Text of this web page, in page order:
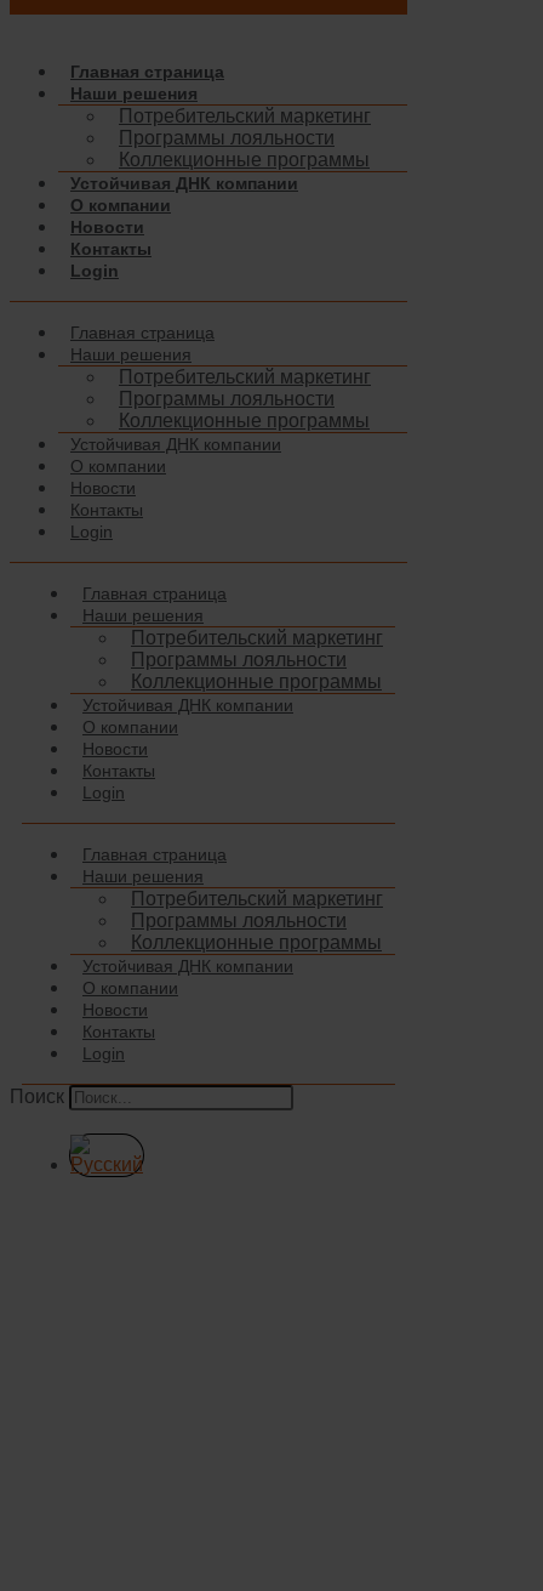
Перейти к содержимому
Главная страница
Наши решения
Потребительский маркетинг
Программы лояльности
Коллекционные программы
Устойчивая ДНК компании
О компании
Новости
Контакты
Login
Главная страница
Наши решения
Потребительский маркетинг
Программы лояльности
Коллекционные программы
Устойчивая ДНК компании
О компании
Новости
Контакты
Login
Главная страница
Наши решения
Потребительский маркетинг
Программы лояльности
Коллекционные программы
Устойчивая ДНК компании
О компании
Новости
Контакты
Login
Главная страница
Наши решения
Потребительский маркетинг
Программы лояльности
Коллекционные программы
Устойчивая ДНК компании
О компании
Новости
Контакты
Login
Поиск
DISCOVER THE COSMOS
WITH COOP!